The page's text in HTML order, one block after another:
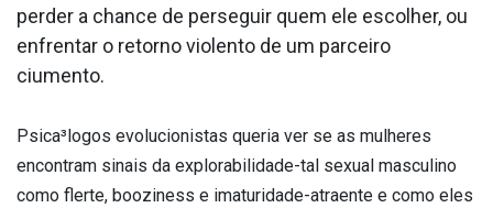
perder a chance de perseguir quem ele escolher, ou
enfrentar o retorno violento de um parceiro
ciumento.
Psica³logos evolucionistas queria ver se as mulheres
encontram sinais da explorabilidade-tal sexual masculino
como flerte, booziness e imaturidade-atraente e como eles